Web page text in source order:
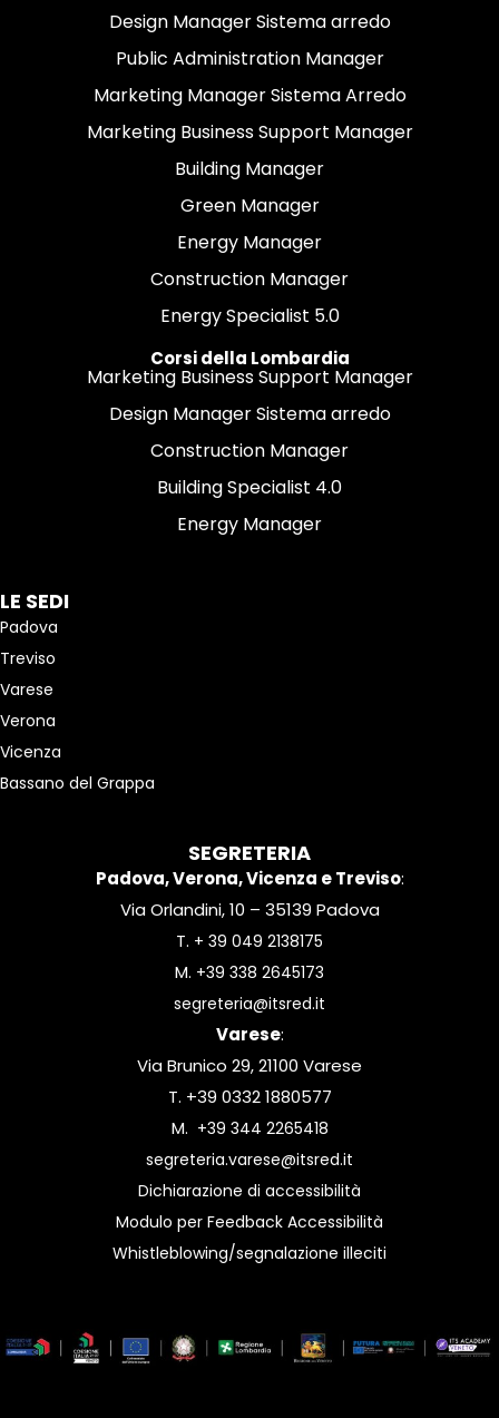
Design Manager Sistema arredo
Public Administration Manager
Marketing Manager Sistema Arredo
Marketing Business Support Manager
Building Manager
Green Manager
Energy Manager
Construction Manager
Energy Specialist 5.0
Corsi della Lombardia
Marketing Business Support Manager
Design Manager Sistema arredo
Construction Manager
Building Specialist 4.0
Energy Manager
LE SEDI
Padova
Treviso
Varese
Verona
Vicenza
Bassano del Grappa
SEGRETERIA
Padova, Verona, Vicenza e Treviso:
Via Orlandini, 10 – 35139 Padova
T. + 39 049 2138175
M. +39 338 2645173
segreteria@itsred.it
Varese:
Via Brunico 29, 21100 Varese
T. +39 0332 1880577
M. +39 344 2265418
segreteria.varese@itsred.it
Dichiarazione di accessibilità
Modulo per Feedback Accessibilità
Whistleblowing/segnalazione illeciti